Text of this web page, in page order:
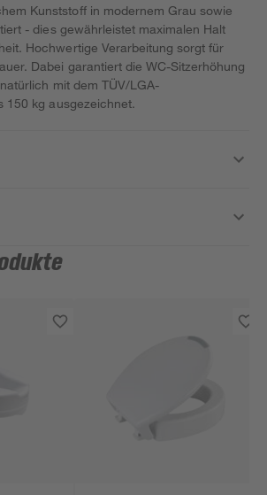
Kunststoff in modernem Grau sowie
- dies gewährleistet maximalen Halt
Hochwertige Verarbeitung sorgt für
Dabei garantiert die WC-Sitzerhöhung
mit dem TÜV/LGA-
150 kg ausgezeichnet.